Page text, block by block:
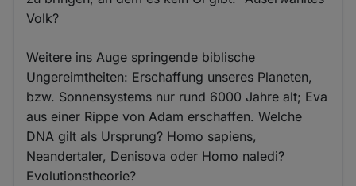
Volk?
Weitere ins Auge springende biblische
Ungereimtheiten: Erschaffung unseres Planeten,
bzw. Sonnensystems nur rund 6000 Jahre alt; Eva
aus einer Rippe von Adam erschaffen. Welche
DNA gilt als Ursprung? Homo sapiens,
Neandertaler, Denisova oder Homo naledi?
Evolutionstheorie?